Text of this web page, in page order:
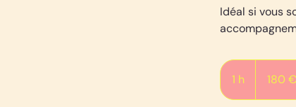
Idéal si vous
1 h 180 €